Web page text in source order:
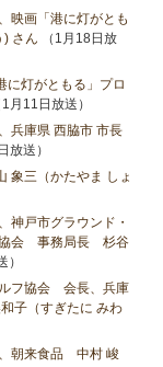
映画「港に灯がとも
さん （1月18日放
に灯がともる」プロ
1月11日放送）
兵庫県 西脇市 市長
放送）
象三（かたやま しょ
神戸市グラウンド・
協会 事務局長 杉谷
）
ルフ協会 会長、兵庫
子（すぎたに みわ
朝来食品 中村 峻